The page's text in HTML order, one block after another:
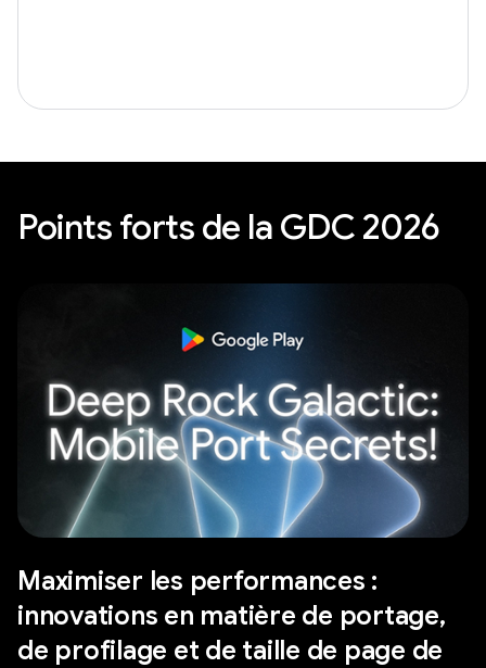
Points forts de la GDC 2026
Maximiser les performances :
innovations en matière de portage,
de profilage et de taille de page de